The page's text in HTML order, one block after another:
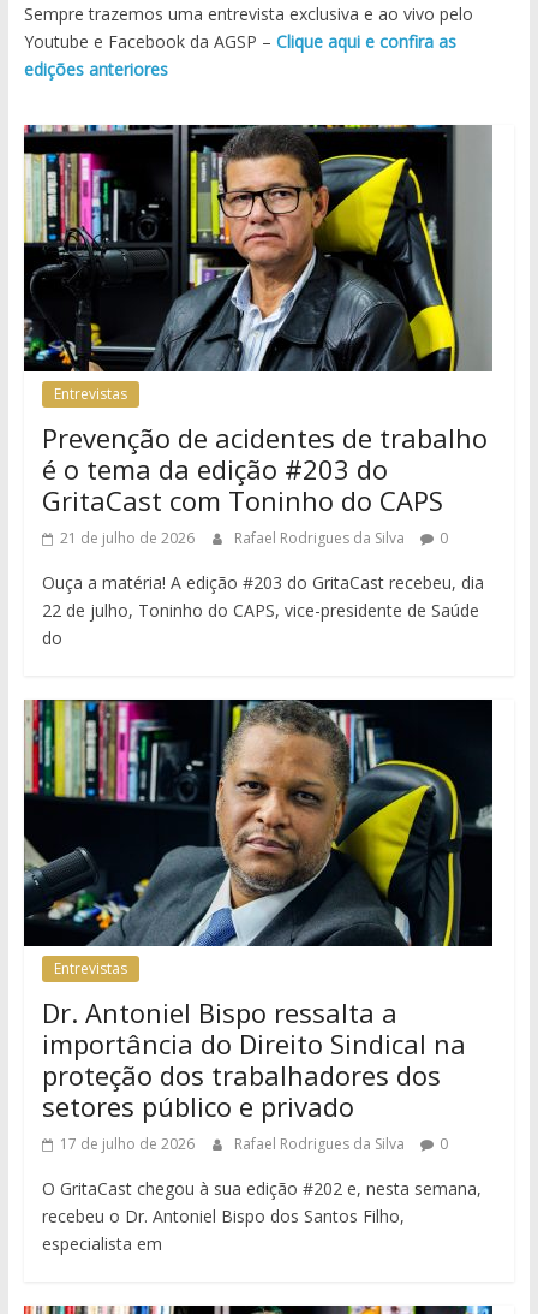
Sempre trazemos uma entrevista exclusiva e ao vivo pelo
Youtube e Facebook da AGSP – Clique aqui e confira as
edições anteriores
Entrevistas
Prevenção de acidentes de trabalho
é o tema da edição #203 do
GritaCast com Toninho do CAPS
21 de julho de 2026 Rafael Rodrigues da Silva 0
Ouça a matéria! A edição #203 do GritaCast recebeu, dia
22 de julho, Toninho do CAPS, vice-presidente de Saúde
do
Entrevistas
Dr. Antoniel Bispo ressalta a
importância do Direito Sindical na
proteção dos trabalhadores dos
setores público e privado
17 de julho de 2026 Rafael Rodrigues da Silva 0
O GritaCast chegou à sua edição #202 e, nesta semana,
recebeu o Dr. Antoniel Bispo dos Santos Filho,
especialista em